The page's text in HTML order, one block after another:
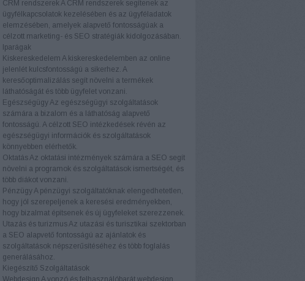
CRM rendszerekA CRM rendszerek segítenek az
ügyfélkapcsolatok kezelésében és az ügyféladatok
elemzésében, amelyek alapvető fontosságúak a
célzott marketing- és SEO stratégiák kidolgozásában.
Iparágak
Kiskereskedelem A kiskereskedelemben az online
jelenlét kulcsfontosságú a sikerhez. A
keresőoptimalizálás segít növelni a termékek
láthatóságát és több ügyfelet vonzani.
EgészségügyAz egészségügyi szolgáltatások
számára a bizalom és a láthatóság alapvető
fontosságú. A célzott SEO intézkedések révén az
egészségügyi információk és szolgáltatások
könnyebben elérhetők.
OktatásAz oktatási intézmények számára a SEO segít
növelni a programok és szolgáltatások ismertségét, és
több diákot vonzani.
PénzügyA pénzügyi szolgáltatóknak elengedhetetlen,
hogy jól szerepeljenek a keresési eredményekben,
hogy bizalmat építsenek és új ügyfeleket szerezzenek.
Utazás és turizmusAz utazási és turisztikai szektorban
a SEO alapvető fontosságú az ajánlatok és
szolgáltatások népszerűsítéséhez és több foglalás
generálásához.
Kiegészítő Szolgáltatások
Webdesign A vonzó és felhasználóbarát webdesign